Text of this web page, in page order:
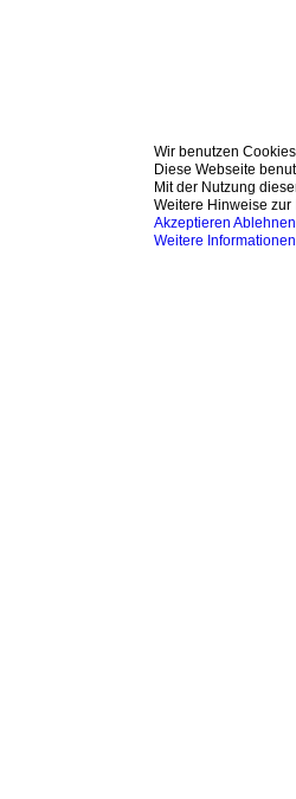
Wir benutzen Cookies
Diese Webseite
Mit der Nutzung
Weitere Hinweise zur
Akzeptieren Ablehnen
Weitere Informationen